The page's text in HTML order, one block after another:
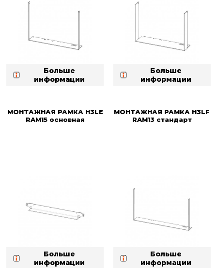
Больше
информации
Больше
информации
МОНТАЖНАЯ РАМКА H3LE
RAM15 основная
Больше
информации
МОНТАЖНАЯ РАМКА H3LF
RAM13 стандарт
Больше
информации